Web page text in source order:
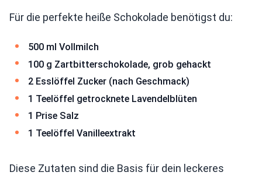
Für die perfekte heiße Schokolade benötigst du:
500 ml Vollmilch
100 g Zartbitterschokolade, grob gehackt
2 Esslöffel Zucker (nach Geschmack)
1 Teelöffel getrocknete Lavendelblüten
1 Prise Salz
1 Teelöffel Vanilleextrakt
Diese Zutaten sind die Basis für dein leckeres